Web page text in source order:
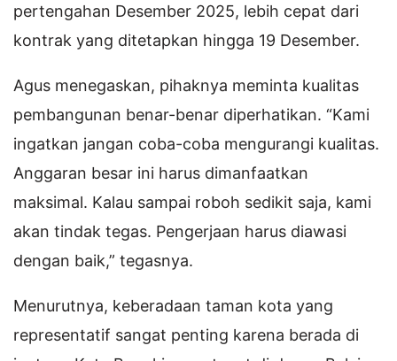
pertengahan Desember 2025, lebih cepat dari
kontrak yang ditetapkan hingga 19 Desember.
Agus menegaskan, pihaknya meminta kualitas
pembangunan benar-benar diperhatikan. “Kami
ingatkan jangan coba-coba mengurangi kualitas.
Anggaran besar ini harus dimanfaatkan
maksimal. Kalau sampai roboh sedikit saja, kami
akan tindak tegas. Pengerjaan harus diawasi
dengan baik,” tegasnya.
Menurutnya, keberadaan taman kota yang
representatif sangat penting karena berada di